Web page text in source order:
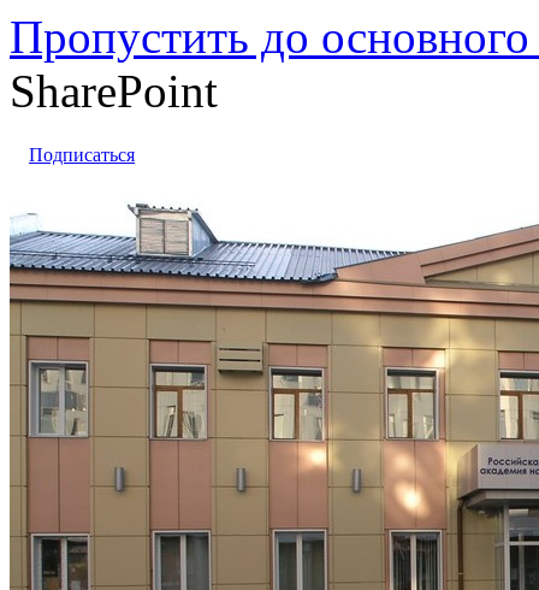
Пропустить до основного
SharePoint
Подписаться